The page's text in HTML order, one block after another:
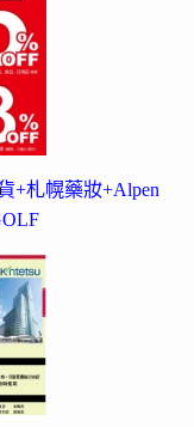
+札幌藥妝+Alpen